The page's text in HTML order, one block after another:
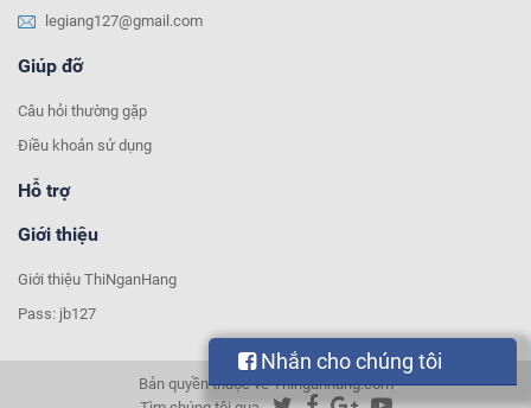
legiang127@gmail.com
Giúp đỡ
Câu hỏi thường gặp
Điều khoản sử dụng
Hỗ trợ
Giới thiệu
Giới thiệu ThiNganHang
Pass: jb127
Bản quyền thuộc về Thinganhang.com
Nhắn cho chúng tôi